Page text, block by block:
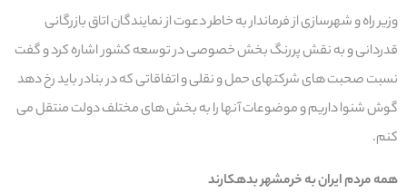
وزیر راه و شهرسازی از فرماندار به خاطر دعوت از نمایندگان اتاق بازرگانی
قدردانی و به نقش پررنگ بخش خصوصی در توسعه کشور اشاره کرد و گفت
نسبت صحبت های شرکتهای حمل و نقلی و اتفاقاتی که در بنادر باید رخ دهد
گوش شنوا داریم و موضوعات آنها را به بخش های مختلف دولت منتقل می
کنم.
همه مردم ایران به خرمشهر بدهکارند